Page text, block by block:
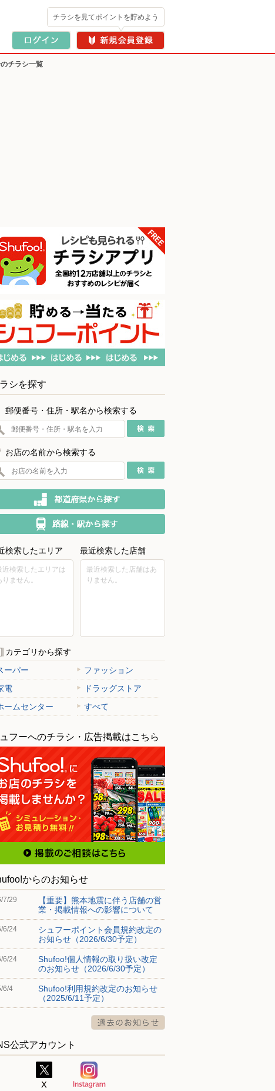
チラシを見てポイントを貯めよう
チラシ一覧
シを探す
郵便番号・住所・駅名から検索する
お店の名前から検索する
検索したエリア
近検索したエリアは
りません。
最近検索した店舗
最近検索した店舗はあ
りません。
カテゴリから探す
ーパー
ファッション
電
ドラッグストア
ームセンター
すべて
フーへのチラシ・広告掲載はこちら
からのお知らせ
7/29
【重要】熊本地震に伴う店舗の営
業・掲載情報への影響について
6/24
シュフーポイント会員規約改定の
お知らせ（2026/6/30予定）
6/24
Shufoo!個人情報の取り扱い改定
のお知らせ（2026/6/30予定）
6/4
Shufoo!利用規約改定のお知らせ
（2025/6/11予定）
公式アカウント